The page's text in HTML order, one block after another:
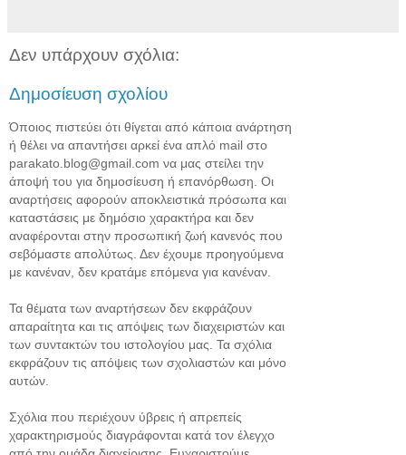
Δεν υπάρχουν σχόλια:
Δημοσίευση σχολίου
Όποιος πιστεύει ότι θίγεται από κάποια ανάρτηση
ή θέλει να απαντήσει αρκεί ένα απλό mail στο
parakato.blog@gmail.com να μας στείλει την
άποψή του για δημοσίευση ή επανόρθωση. Οι
αναρτήσεις αφορούν αποκλειστικά πρόσωπα και
καταστάσεις με δημόσιο χαρακτήρα και δεν
αναφέρονται στην προσωπική ζωή κανενός που
σεβόμαστε απολύτως. Δεν έχουμε προηγούμενα
με κανέναν, δεν κρατάμε επόμενα για κανέναν.
Τα θέματα των αναρτήσεων δεν εκφράζουν
απαραίτητα και τις απόψεις των διαχειριστών και
των συντακτών του ιστολογίου μας. Τα σχόλια
εκφράζουν τις απόψεις των σχολιαστών και μόνο
αυτών.
Σχόλια που περιέχουν ύβρεις ή απρεπείς
χαρακτηρισμούς διαγράφονται κατά τον έλεγχο